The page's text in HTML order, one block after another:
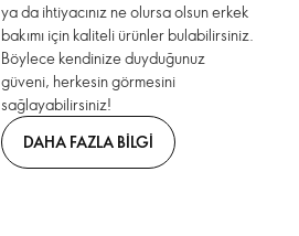
ya da ihtiyacınız ne olursa olsun erkek
bakımı için kaliteli ürünler bulabilirsiniz.
Böylece kendinize duyduğunuz
güveni, herkesin görmesini
sağlayabilirsiniz!
DAHA FAZLA BILGI